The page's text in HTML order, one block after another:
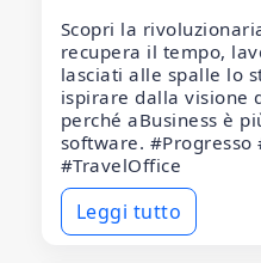
Scopri la
recupera il tempo,
lasciati alle spalle lo
ispirare dalla visione
perché aBusiness è
software. #Progresso
#TravelOffice
Leggi tutto